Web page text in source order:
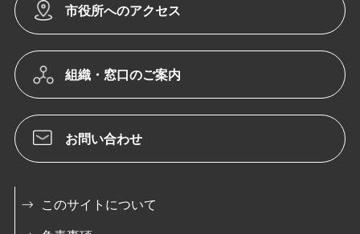
市役所へのアクセス
組織・窓口のご案内
お問い合わせ
このサイトについて